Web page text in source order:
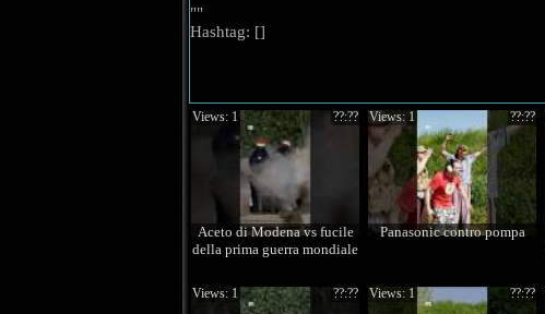
""
Hashtag: []
Aceto di Modena vs fucile
della prima guerra mondiale
??:??
Views: 1
Panasonic contro pompa
??:??
Views: 1
??:??
Views: 1 ??:??
Views: 1